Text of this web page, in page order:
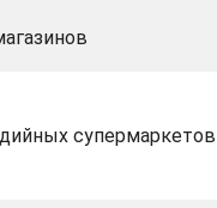
супермаркетов